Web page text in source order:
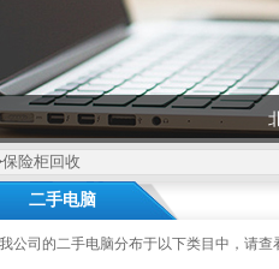
保险柜回收
二手电脑
我公司的二手电脑分布于以下类目中，请查